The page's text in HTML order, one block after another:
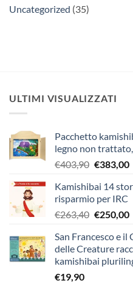
Uncategorized (35)
ULTIMI VISUALIZZATI
Pacchetto
legno non
€403,90 Il
originale
era:
€403,90.
€383,00Il
Kamishibai 14
risparmio per IRC
€263,40 Il
originale
era:
€263,40.
€250,00Il
San Francesco e
delle Creature
kamishibai
€19,90